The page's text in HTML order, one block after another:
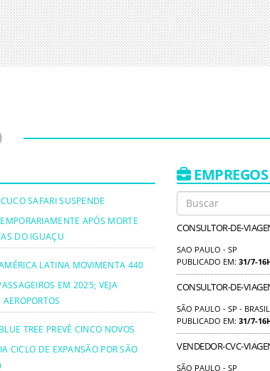
SAFARI SUSPENDE
APÓS MORTE
DO IGUAÇU
LATINA MOVIMENTA 440
EM 2025; VEJA
BLUE TREE PREVÊ CINCO NOVOS
CICLO DE EXPANSÃO POR SÃO
EMPREGOS
CONSULTOR-DE-
SAO PAULO - SP
PUBLICADO EM: 31/7-
CONSULTOR-DE-
SÃO PAULO - SP -
PUBLICADO EM: 31/7-
VENDEDOR-CVC-
SÃO PAULO - SP